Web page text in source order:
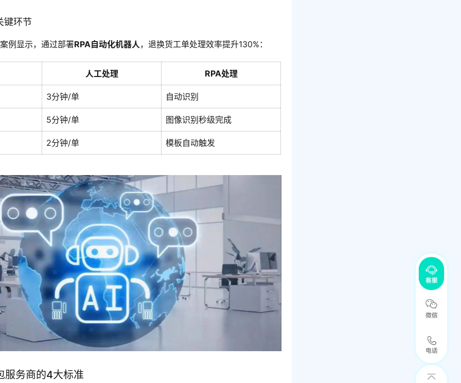
键环节
例显示，通过部署RPA自动化机器人，退换货工单处理效率提升130%：
人工处理 RPA处理
3分钟/单 自动识别
5分钟/单 图像识别秒级完成
2分钟/单 模板自动触发
服务商的4大标准